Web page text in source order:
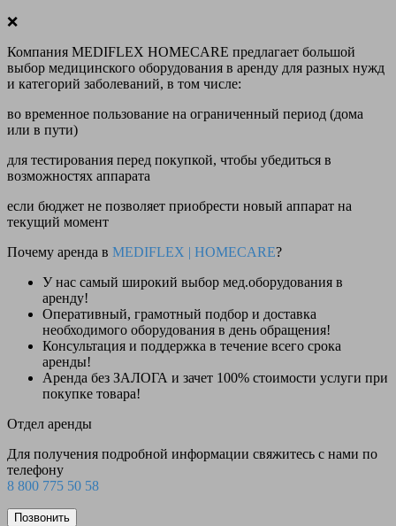
❌
Компания MEDIFLEX HOMECARE предлагает большой
выбор медицинского оборудования в аренду для разных нужд
и категорий заболеваний, в том числе:
во временное пользование на ограниченный период (дома
или в пути)
для тестирования перед покупкой, чтобы убедиться в
возможностях аппарата
если бюджет не позволяет приобрести новый аппарат на
текущий момент
Почему аренда в MEDIFLEX | HOMECARE?
У нас самый широкий выбор мед.оборудования в
аренду!
Оперативный, грамотный подбор и доставка
необходимого оборудования в день обращения!
Консультация и поддержка в течение всего срока
аренды!
Аренда без ЗАЛОГА и зачет 100% стоимости услуги при
покупке товара!
Отдел аренды
Для получения подробной информации свяжитесь с нами по
телефону
8 800 775 50 58
Позвонить